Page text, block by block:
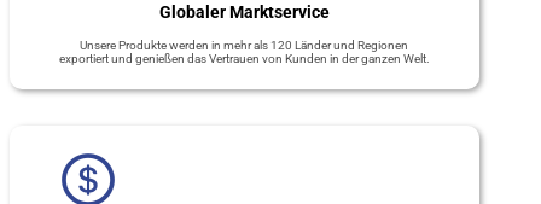
Globaler Marktservice
Unsere Produkte werden in mehr als 120 Länder und Regionen
exportiert und genießen das Vertrauen von Kunden in der ganzen Welt.